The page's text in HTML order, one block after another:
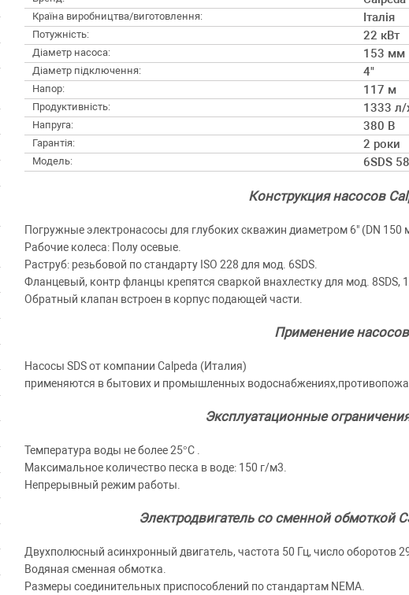
Країна виробництва/виготовлення: Італія
Потужність: 22 кВт
Діаметр насоса: 153 мм
Діаметр підключення: 4"
Напор: 117 м
Продуктивність: 1333 л/
Напруга: 380 В
Гарантія: 2 роки
Модель: 6SDS
Конструкция насосов
Погружные электронасосы для глубоких скважин диаметром 6" (DN 150
Рабочие колеса: Полу осевые.
Раструб: резьбовой по стандарту ISO 228 для мод. 6SDS.
Фланцевый, контр фланцы крепятся сваркой внахлестку для мод. 8SDS,
Обратный клапан встроен в корпус подающей части.
Применение насосов
Насосы SDS от компании Calpeda (Италия)
применяются в бытових и промышленных
Эксплуатационные
Температура воды не более 25°C .
Максимальное количество песка в воде: 150 г/м3.
Непрерывный режим работы.
Электродвигатель со сменной обмоткой
Двухполюсный асинхронный двигатель, частота 50 Гц, число оборотов
Водяная сменная обмотка.
Размеры соединительных приспособлений по стандартам NEMA.